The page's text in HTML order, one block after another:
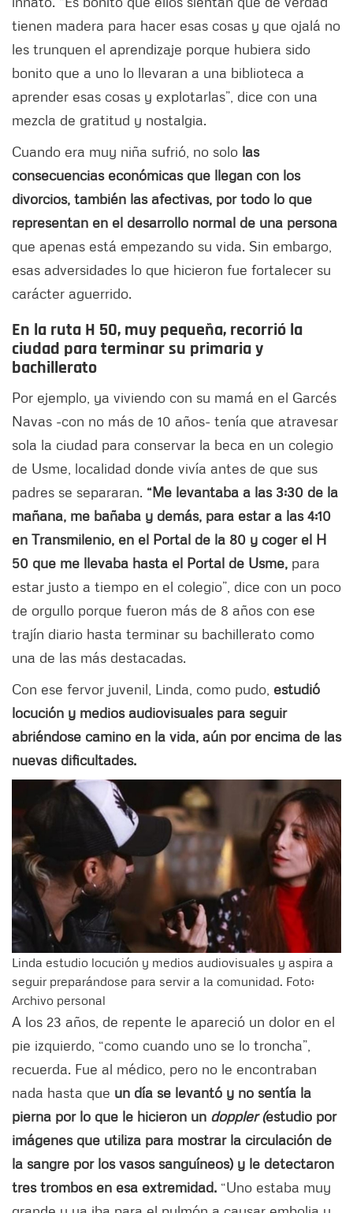
tienen madera para hacer esas cosas y que ojalá no
les trunquen el aprendizaje porque hubiera sido
bonito que a uno lo llevaran a una biblioteca a
aprender esas cosas y explotarlas”, dice con una
mezcla de gratitud y nostalgia.
Cuando era muy niña sufrió, no solo las
consecuencias económicas que llegan con los
divorcios, también las afectivas, por todo lo que
representan en el desarrollo normal de una persona
que apenas está empezando su vida. Sin embargo,
esas adversidades lo que hicieron fue fortalecer su
carácter aguerrido.
En la ruta H 50, muy pequeña, recorrió la
ciudad para terminar su primaria y
bachillerato
Por ejemplo, ya viviendo con su mamá en el Garcés
Navas -con no más de 10 años- tenía que atravesar
sola la ciudad para conservar la beca en un colegio
de Usme, localidad donde vivía antes de que sus
padres se separaran. “Me levantaba a las 3:30 de la
mañana, me bañaba y demás, para estar a las 4:10
en Transmilenio, en el Portal de la 80 y coger el H
50 que me llevaba hasta el Portal de Usme, para
estar justo a tiempo en el colegio”, dice con un poco
de orgullo porque fueron más de 8 años con ese
trajín diario hasta terminar su bachillerato como
una de las más destacadas.
Con ese fervor juvenil, Linda, como pudo, estudió
locución y medios audiovisuales para seguir
abriéndose camino en la vida, aún por encima de las
nuevas dificultades.
Linda estudio locución y medios audiovisuales y aspira a
seguir preparándose para servir a la comunidad. Foto:
Archivo personal
A los 23 años, de repente le apareció un dolor en el
pie izquierdo, “como cuando uno se lo troncha”,
recuerda. Fue al médico, pero no le encontraban
nada hasta que un día se levantó y no sentía la
pierna por lo que le hicieron un doppler (estudio por
imágenes que utiliza para mostrar la circulación de
la sangre por los vasos sanguíneos) y le detectaron
tres trombos en esa extremidad. “Uno estaba muy